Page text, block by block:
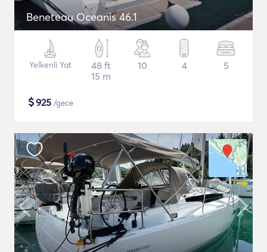
Beneteau Oceanis 46.1
Yelkenli Yat
48 ft
15 m
10 4 5
$925 /gece